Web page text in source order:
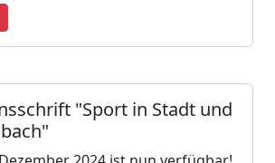
"Sport in Stadt und